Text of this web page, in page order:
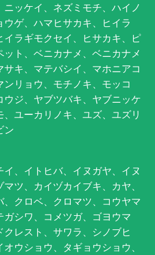
ッケイ、ネズミモチ、ハイノ
ゲ、ハマヒサカキ、ヒイラ
ラギモクセイ、ヒサカキ、ピ
ト、ベニカナメ、ベニカナメ
キ、マテバシイ、マホニアコ
リョウ、モチノキ、モッコ
ジ、ヤブツバキ、ヤブニッケ
ユーカリノキ、ユズ、ユズリ
ン
、イトヒバ、イヌガヤ、イヌ
ツ、カイヅカイブキ、カヤ、
クロベ、クロマツ、コウヤマ
シワ、コメツガ、ゴヨウマ
レスト、サワラ、シノブヒ
ウショウ、タギョウショウ、